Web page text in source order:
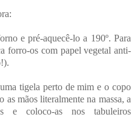
e pré-aquecê-lo a 190º. Para
forro-os com papel vegetal anti-
tigela perto de mim e o copo
as mãos literalmente na massa, a
e coloco-as nos tabuleiros